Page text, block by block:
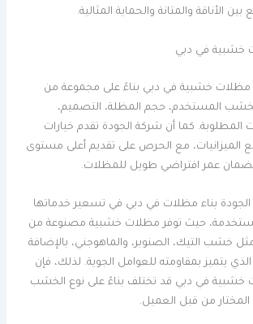
الأناقة والمتانة والحماية المثالية.
خشبية في دبي
مظلات خشبية في دبي بناءً على مجموعة من
المستخدم، حجم المظلة، التصميم،
كما أن شركة الجودة تقدم خيارات
الميزانيات، مع الحرص على تقديم أعلى مستوى
لضمان عمر افتراضي طويل للمظلات.
بناء مظلات في دبي في تسعير خدماتها
حيث توفر مظلات خشبية مصنوعة من
خشب التيك، الصنوبر، والماهوجني، بالإضافة
يتميز بمقاومته للعوامل الجوية. لذلك، فإن
خشبية في دبي قد تختلف بناءً على نوع الخشب
من قبل العميل.